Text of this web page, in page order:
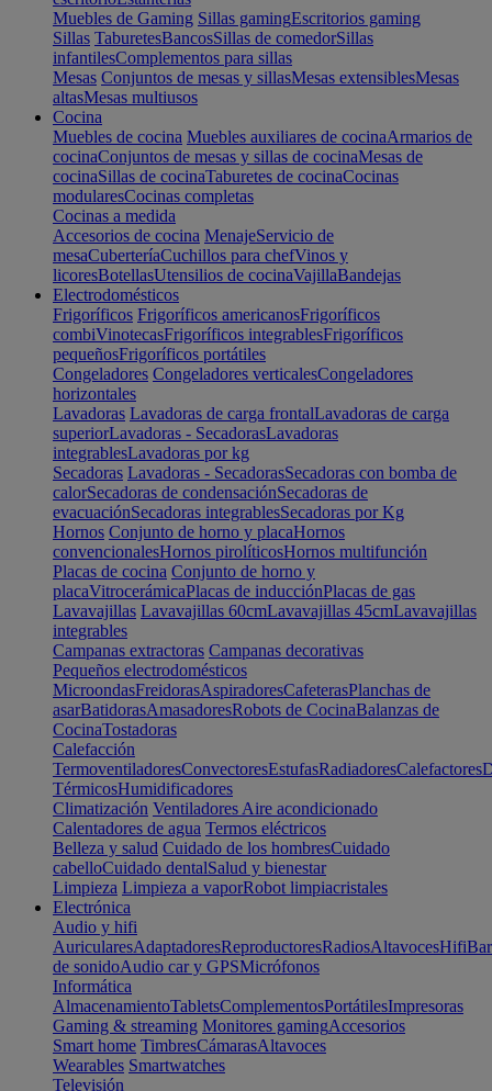
Muebles de Gaming Sillas gamingEscritorios gaming
Sillas TaburetesBancosSillas de comedorSillas
infantilesComplementos para sillas
Mesas Conjuntos de mesas y sillasMesas extensiblesMesas
altasMesas multiusos
Cocina
Muebles de cocina Muebles auxiliares de cocinaArmarios de
cocinaConjuntos de mesas y sillas de cocinaMesas de
cocinaSillas de cocinaTaburetes de cocinaCocinas
modularesCocinas completas
Cocinas a medida
Accesorios de cocina MenajeServicio de
mesaCuberteríaCuchillos para chefVinos y
licoresBotellasUtensilios de cocinaVajillaBandejas
Electrodomésticos
Frigoríficos Frigoríficos americanosFrigoríficos
combiVinotecasFrigoríficos integrablesFrigoríficos
pequeñosFrigoríficos portátiles
Congeladores Congeladores verticalesCongeladores
horizontales
Lavadoras Lavadoras de carga frontalLavadoras de carga
superiorLavadoras - SecadorasLavadoras
integrablesLavadoras por kg
Secadoras Lavadoras - SecadorasSecadoras con bomba de
calorSecadoras de condensaciónSecadoras de
evacuaciónSecadoras integrablesSecadoras por Kg
Hornos Conjunto de horno y placaHornos
convencionalesHornos pirolíticosHornos multifunción
Placas de cocina Conjunto de horno y
placaVitrocerámicaPlacas de inducciónPlacas de gas
Lavavajillas Lavavajillas 60cmLavavajillas 45cmLavavajillas
integrables
Campanas extractoras Campanas decorativas
Pequeños electrodomésticos
MicroondasFreidorasAspiradoresCafeterasPlanchas de
asarBatidorasAmasadoresRobots de CocinaBalanzas de
CocinaTostadoras
Calefacción
TermoventiladoresConvectoresEstufasRadiadoresCalefactores
TérmicosHumidificadores
Climatización Ventiladores Aire acondicionado
Calentadores de agua Termos eléctricos
Belleza y salud Cuidado de los hombresCuidado
cabelloCuidado dentalSalud y bienestar
Limpieza Limpieza a vaporRobot limpiacristales
Electrónica
Audio y hifi
AuricularesAdaptadoresReproductoresRadiosAltavocesHifi
de sonidoAudio car y GPSMicrófonos
Informática
AlmacenamientoTabletsComplementosPortátilesImpresoras
Gaming & streaming Monitores gamingAccesorios
Smart home TimbresCámarasAltavoces
Wearables Smartwatches
Televisión